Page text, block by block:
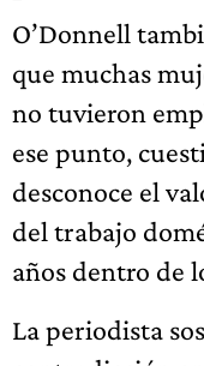
O’Donnell
que muchas
no tuvieron
ese punto,
desconoce el
del trabajo
años dentro de
La periodista